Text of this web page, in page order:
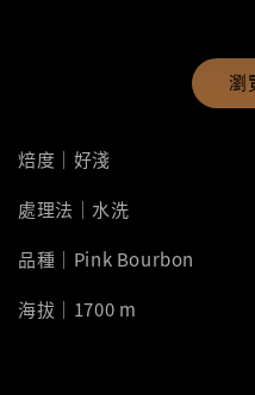
瀏
焙度｜好淺
處理法｜水洗
品種｜Pink Bourbon
海拔｜1700 m